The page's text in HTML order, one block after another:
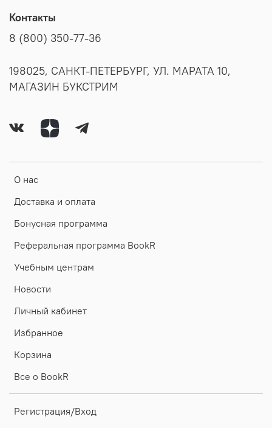
О нас
Доставка и оплата
Бонусная программа
Реферальная программа BookR
Учебным центрам
Новости
Личный кабинет
Избранное
Корзина
Все о BookR
Регистрация/Вход
Контакты
8 (800) 350-77-36
198025, САНКТ-ПЕТЕРБУРГ, УЛ. МАРАТА 10,
МАГАЗИН БУКСТРИМ